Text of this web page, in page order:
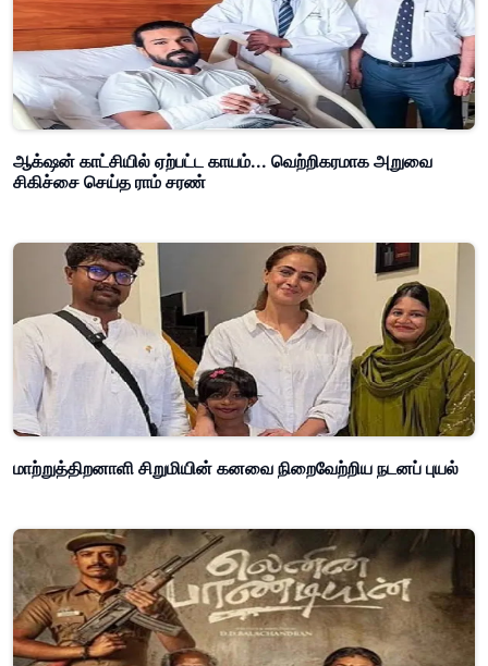
ஆக்‌ஷன் காட்சியில் ஏற்பட்ட காயம்... வெற்றிகரமாக அறுவை
சிகிச்சை செய்த ராம் சரண்
மாற்றுத்திறனாளி சிறுமியின் கனவை நிறைவேற்றிய நடனப் புயல்